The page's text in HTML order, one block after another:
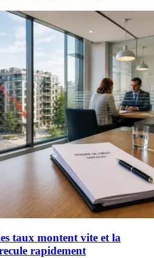
taux montent vite et la
rapidement